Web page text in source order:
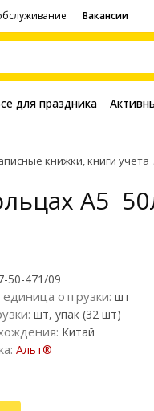
Вакансии
для праздника
книжки, книги учета
A5
50-471/09
отгрузки: шт
шт, упак (32 шт)
Китай
Альт®